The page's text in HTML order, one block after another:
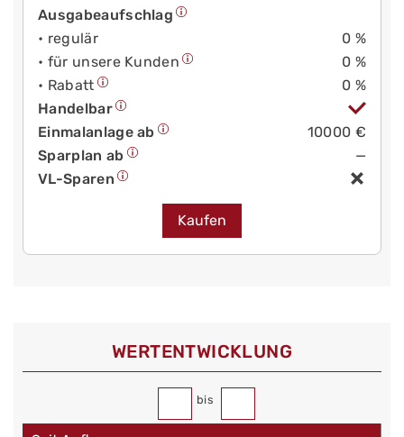
Ausgabeaufschlag
• regulär
0 %
• für unsere Kunden
0 %
• Rabatt
0 %
Handelbar
Einmalanlage ab
10000 €
Sparplan ab
—
VL-Sparen
Kaufen
WERT­ENTWICKLUNG
bis